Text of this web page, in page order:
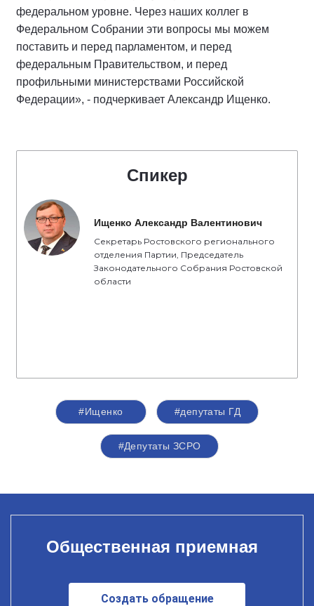
федеральном уровне. Через наших коллег в
Федеральном Собрании эти вопросы мы можем
поставить и перед парламентом, и перед
федеральным Правительством, и перед
профильными министерствами Российской
Федерации», - подчеркивает Александр Ищенко.
Спикер
Ищенко Александр Валентинович
Секретарь Ростовского регионального
отделения Партии, Председатель
Законодательного Собрания Ростовской
области
#Ищенко #депутаты ГД
#Депутаты ЗСРО
Общественная приемная
Создать обращение